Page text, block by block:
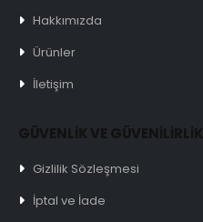
Hakkımızda
Ürünler
İletişim
GÜVENLİK VE GÜVENİLİRLİK
Gizlilik Sözleşmesi
İptal ve İade